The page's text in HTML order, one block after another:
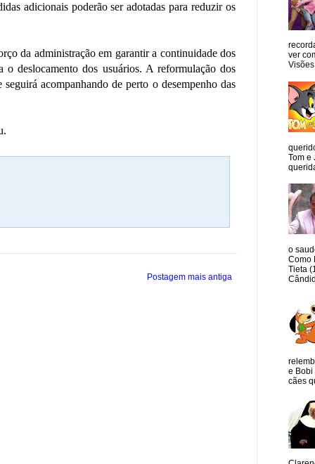
adicionais poderão ser adotadas para reduzir os
da administração em garantir a continuidade dos
deslocamento dos usuários. A reformulação dos
acompanhando de perto o desempenho das
Postagem mais antiga
ver
Tom e
o
Como
Tieta
e Bobi
cães